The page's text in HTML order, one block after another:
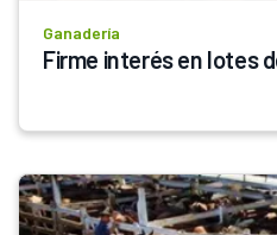
Ganadería